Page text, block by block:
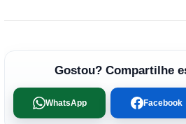
Gostou? Compartilhe
WhatsApp Facebook